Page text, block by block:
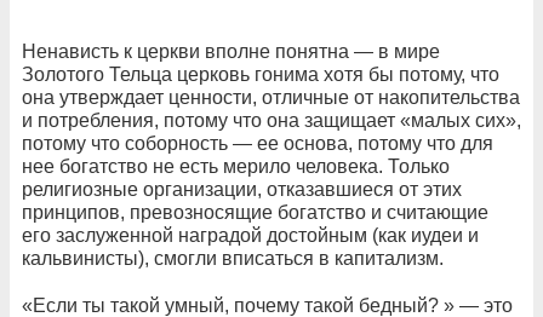
Ненависть к церкви вполне понятна — в мире
Золотого Тельца церковь гонима хотя бы потому, что
она утверждает ценности, отличные от накопительства
и потребления, потому что она защищает «малых сих»,
потому что соборность — ее основа, потому что для
нее богатство не есть мерило человека. Только
религиозные организации, отказавшиеся от этих
принципов, превозносящие богатство и считающие
его заслуженной наградой достойным (как иудеи и
кальвинисты), смогли вписаться в капитализм.
«Если ты такой умный, почему такой бедный? » — это